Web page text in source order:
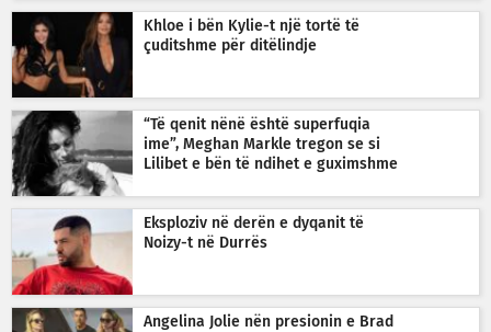
Khloe i bën Kylie-t një tortë të
çuditshme për ditëlindje
“Të qenit nënë është superfuqia
ime”, Meghan Markle tregon se si
Lilibet e bën të ndihet e guximshme
Eksploziv në derën e dyqanit të
Noizy-t në Durrës
Angelina Jolie nën presionin e Brad